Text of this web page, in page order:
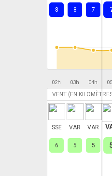
8 8 7
02h 03h 04h
VENT (EN
SSE VAR VAR
6 5 5